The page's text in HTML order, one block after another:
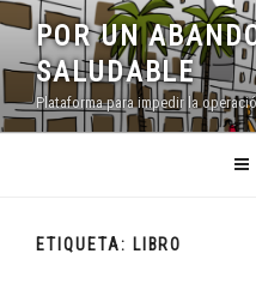
Saltar
contenido
POR UN
SALUDABLE
Plataforma para impedir la
ETIQUETA: LIBRO